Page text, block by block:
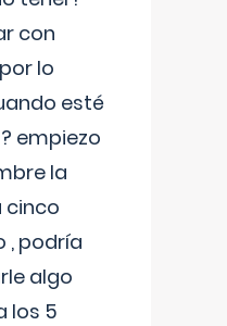
con
lo
esté
empiezo
la
cinco
, podría
algo
los 5